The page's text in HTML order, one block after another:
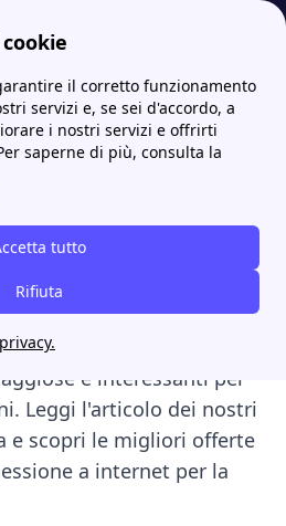
il corretto funzionamento
servizi e, se sei d'accordo, a
i nostri servizi e offrirti
saperne di più, consulta la
tutto
Rifiuta
Le migliori offerte internet casa 2023 degli operatori telefonici Wind Tre offerte Internet casa: scopri tutte le promozioni
Internet
tutte le
per le tariffe di telefonia
anche per quanto
casa, Wind Tre
e interessanti per
Leggi l'articolo dei nostri
e scopri le migliori offerte
a internet per la